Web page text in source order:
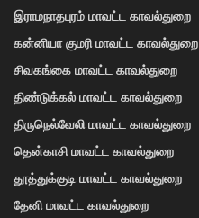
இராமநாதபுரம் மாவட்ட காவல்துறை
கன்னியா குமரி மாவட்ட காவல்துறை
சிவகங்கை மாவட்ட காவல்துறை
திண்டுக்கல் மாவட்ட காவல்துறை
திருநெல்வேலி மாவட்ட காவல்துறை
தென்காசி மாவட்ட காவல்துறை
தூத்துக்குடி மாவட்ட காவல்துறை
தேனி மாவட்ட காவல்துறை